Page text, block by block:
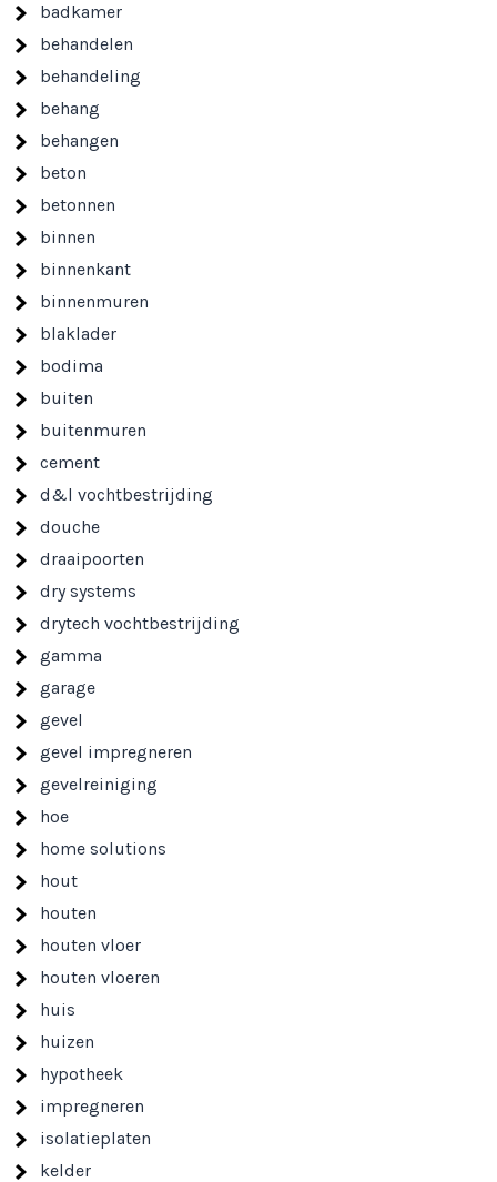
badkamer
behandelen
behandeling
behang
behangen
beton
betonnen
binnen
binnenkant
binnenmuren
blaklader
bodima
buiten
buitenmuren
cement
d&l vochtbestrijding
douche
draaipoorten
dry systems
drytech vochtbestrijding
gamma
garage
gevel
gevel impregneren
gevelreiniging
hoe
home solutions
hout
houten
houten vloer
houten vloeren
huis
huizen
hypotheek
impregneren
isolatieplaten
kelder